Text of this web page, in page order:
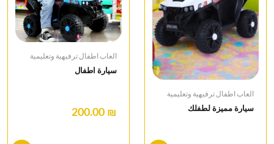
العاب اطفال ترفيهية وتعليمية
سيارة مميزة لطفلك
العاب اطفال ترفيهية وتعليمية
سيارة اطفال
₪ 200.00